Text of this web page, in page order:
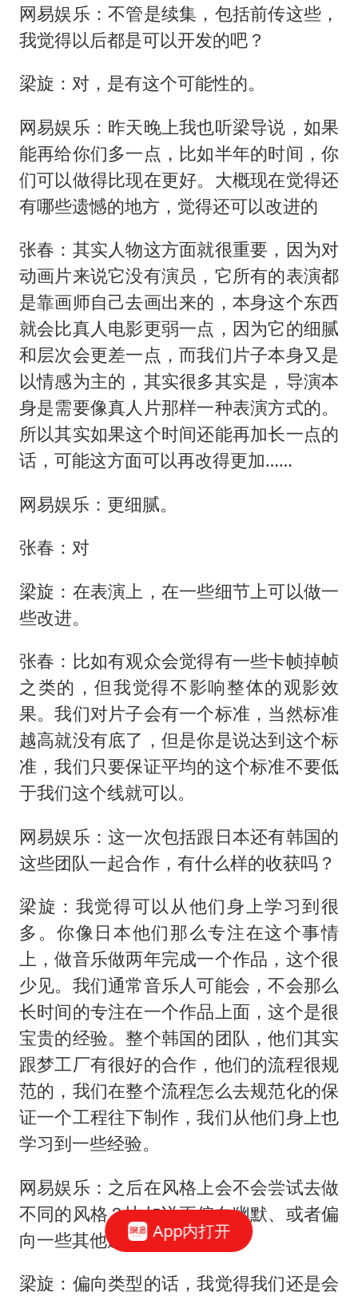
网易娱乐：不管是续集，包括前传这些，
我觉得以后都是可以开发的吧？
梁旋：对，是有这个可能性的。
网易娱乐：昨天晚上我也听梁导说，如果
能再给你们多一点，比如半年的时间，你
们可以做得比现在更好。大概现在觉得还
有哪些遗憾的地方，觉得还可以改进的
张春：其实人物这方面就很重要，因为对
动画片来说它没有演员，它所有的表演都
是靠画师自己去画出来的，本身这个东西
就会比真人电影更弱一点，因为它的细腻
和层次会更差一点，而我们片子本身又是
以情感为主的，其实很多其实是，导演本
身是需要像真人片那样一种表演方式的。
所以其实如果这个时间还能再加长一点的
话，可能这方面可以再改得更加……
网易娱乐：更细腻。
张春：对
梁旋：在表演上，在一些细节上可以做一
些改进。
张春：比如有观众会觉得有一些卡帧掉帧
之类的，但我觉得不影响整体的观影效
果。我们对片子会有一个标准，当然标准
越高就没有底了，但是你是说达到这个标
准，我们只要保证平均的这个标准不要低
于我们这个线就可以。
网易娱乐：这一次包括跟日本还有韩国的
这些团队一起合作，有什么样的收获吗？
梁旋：我觉得可以从他们身上学习到很
多。你像日本他们那么专注在这个事情
上，做音乐做两年完成一个作品，这个很
少见。我们通常音乐人可能会，不会那么
长时间的专注在一个作品上面，这个是很
宝贵的经验。整个韩国的团队，他们其实
跟梦工厂有很好的合作，他们的流程很规
范的，我们在整个流程怎么去规范化的保
证一个工程往下制作，我们从他们身上也
学习到一些经验。
网易娱乐：之后在风格上会不会尝试去做
不同的风格？比如说更偏向幽默、或者偏
向一些其他题材的？
梁旋：偏向类型的话，我觉得我们还是会
App内打开